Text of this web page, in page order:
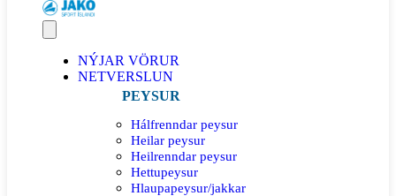
NÝJAR VÖRUR
NETVERSLUN
PEYSUR
Hálfrenndar peysur
Heilar peysur
Heilrenndar peysur
Hettupeysur
Hlaupapeysur/jakkar